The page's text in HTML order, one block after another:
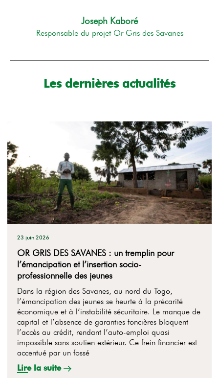
Joseph Kaboré
Responsable du projet Or Gris des Savanes
Les dernières actualités
OR GRIS DES SAVANES : un tremplin pour
l’émancipation et l’insertion socio-
professionnelle des jeunes
23 juin 2026
Dans la région des Savanes, au nord du Togo,
l’émancipation des jeunes se heurte à la précarité
économique et à l’instabilité sécuritaire. Le manque de
capital et l’absence de garanties foncières bloquent
l’accès au crédit, rendant l’auto-emploi quasi
impossible sans soutien extérieur. Ce frein financier est
accentué par un fossé
Lire la suite